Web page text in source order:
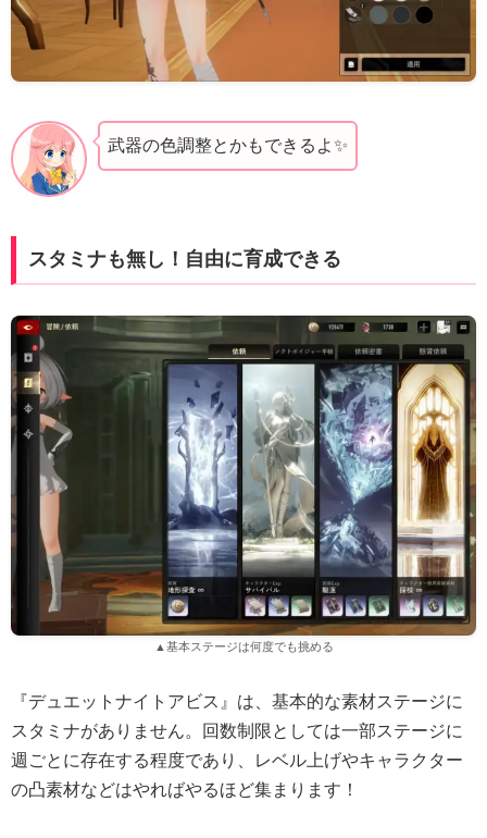
武器の色調整とかもできるよ✨️
スタミナも無し！自由に育成できる
▲基本ステージは何度でも挑める
『デュエットナイトアビス』は、基本的な素材ステージに
スタミナがありません。回数制限としては一部ステージに
週ごとに存在する程度であり、レベル上げやキャラクター
の凸素材などはやればやるほど集まります！